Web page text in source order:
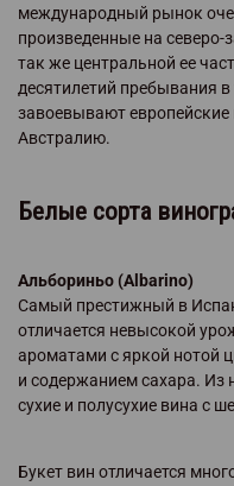
международный рынок
произведенные на северо-
так же центральной ее
десятилетий пребывания
завоевывают европейские
Австралию.
Белые сорта
Альбориньо (Albarino)
Самый престижный в
отличается невысокой
ароматами с яркой нотой
и содержанием сахара. Из
сухие и полусухие вина с
Букет вин отличается